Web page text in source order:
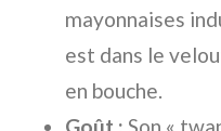
mayonnaises
est dans le
en bouche.
Goût : Son «